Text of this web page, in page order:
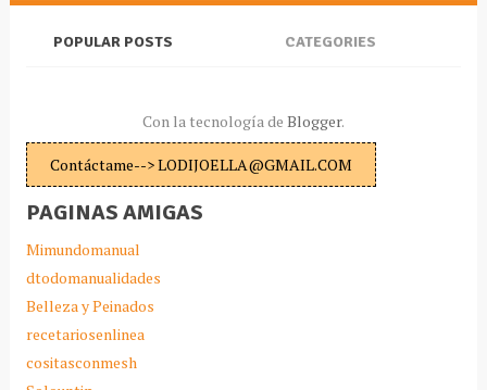
POPULAR POSTS CATEGORIES
Con la tecnología de Blogger.
Contáctame--> LODIJOELLA@GMAIL.COM
PAGINAS AMIGAS
Mimundomanual
dtodomanualidades
Belleza y Peinados
recetariosenlinea
cositasconmesh